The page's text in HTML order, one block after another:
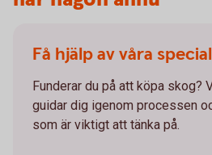
Få hjälp av våra
Funderar du på att köpa skog?
guidar dig igenom processen
som är viktigt att tänka på.